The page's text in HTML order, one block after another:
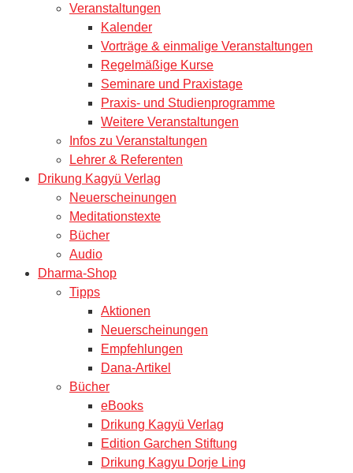
Veranstaltungen
Kalender
Vorträge & einmalige Veranstaltungen
Regelmäßige Kurse
Seminare und Praxistage
Praxis- und Studienprogramme
Weitere Veranstaltungen
Infos zu Veranstaltungen
Lehrer & Referenten
Drikung Kagyü Verlag
Neuerscheinungen
Meditationstexte
Bücher
Audio
Dharma-Shop
Tipps
Aktionen
Neuerscheinungen
Empfehlungen
Dana-Artikel
Bücher
eBooks
Drikung Kagyü Verlag
Edition Garchen Stiftung
Drikung Kagyu Dorje Ling